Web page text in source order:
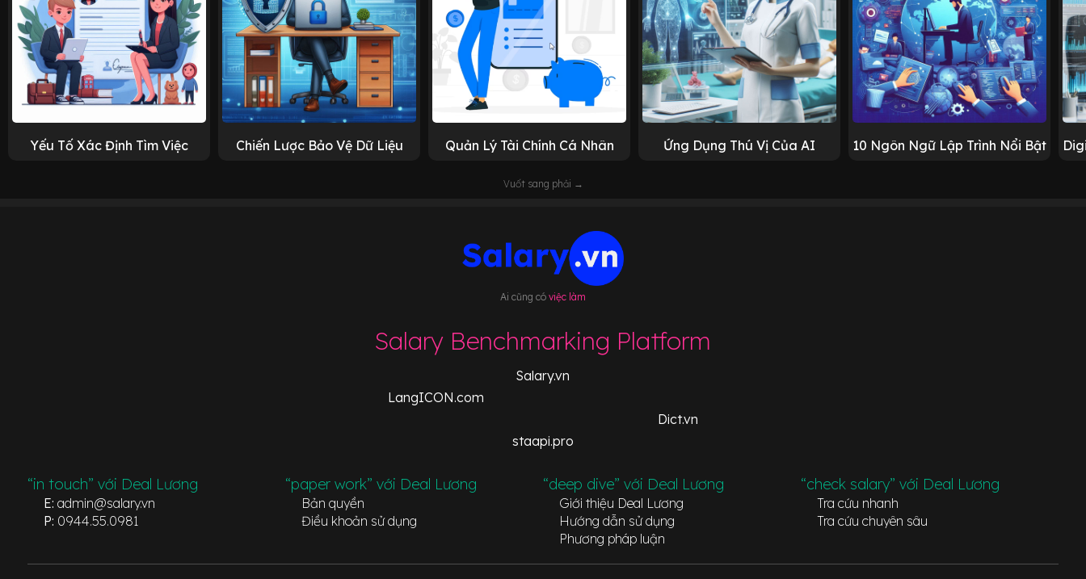
Yếu Tố Xác Định Tìm Việc Chiến Lược Bảo Vệ Dữ Liệu Quản Lý Tài Chính Cá Nhân Ứng Dụng Thú Vị Của AI 10 Ngôn Ngữ Lập Trình Nổi Bật
Vuốt sang phải →
Ai cũng cóviệc làm
Salary Benchmarking Platform
Salary.vn
LangICON.com
Dict.vn
staapi.pro
“in touch” với Deal Lương
E: admin@salary.vn
P: 0944.55.0981
“paper work” với Deal Lương
Bản quyền
Điều khoản sử dụng
“deep dive” với Deal Lương
Giới thiệu Deal Lương
Hướng dẫn sử dụng
Phương pháp luận
“check salary” với Deal Lương
Tra cứu nhanh
Tra cứu chuyên sâu